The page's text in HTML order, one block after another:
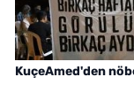
KuçeAmed'den